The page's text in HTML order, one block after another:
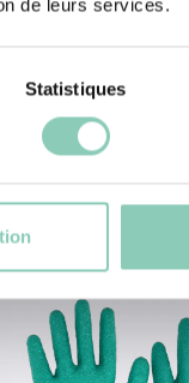
de leurs services.
Statistiques